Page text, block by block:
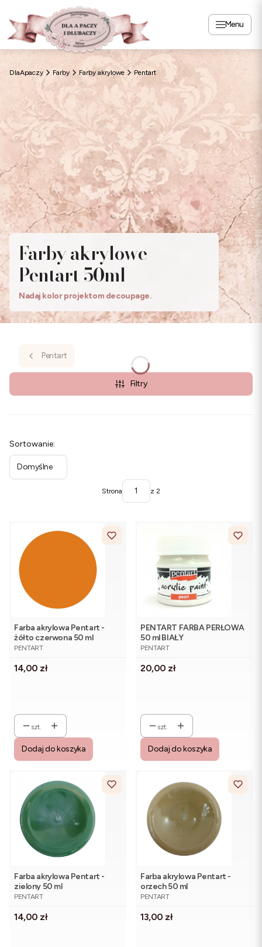
Menu
DlaApaczy Farby Farby akrylowe Pentart
Farby akrylowe
Pentart 50ml
Nadaj kolor projektom decoupage.
Pentart
Filtry
Lista produktów
Sortowanie:
Domyślne
Strona z 2
Farba akrylowa Pentart -
żółto czerwona 50 ml
PRODUCENT
PENTART
Cena
14,00 zł
szt.
Dodaj do koszyka
PENTART FARBA PERŁOWA
50 ml BIAŁY
PRODUCENT
PENTART
Cena
20,00 zł
szt.
Dodaj do koszyka
Farba akrylowa Pentart -
zielony 50 ml
PRODUCENT
PENTART
Cena
14,00 zł
Farba akrylowa Pentart -
orzech 50 ml
PRODUCENT
PENTART
Cena
13,00 zł